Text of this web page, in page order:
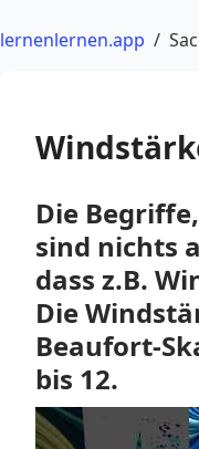
lernenlernen.app /
Die
sind nichts
dass z.B.
Die
Beaufort-
bis 12.